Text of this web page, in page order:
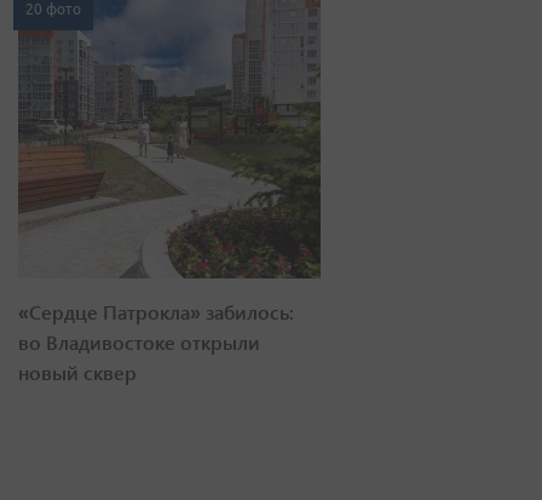
20 фото
«Сердце Патрокла» забилось:
во Владивостоке открыли
новый сквер